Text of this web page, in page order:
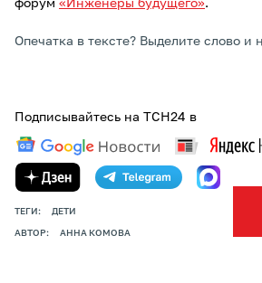
форум «Инженеры будущего».
Опечатка в тексте? Выделите слово
Подписывайтесь на ТСН24 в
ТЕГИ: ДЕТИ
АВТОР: АННА КОМОВА